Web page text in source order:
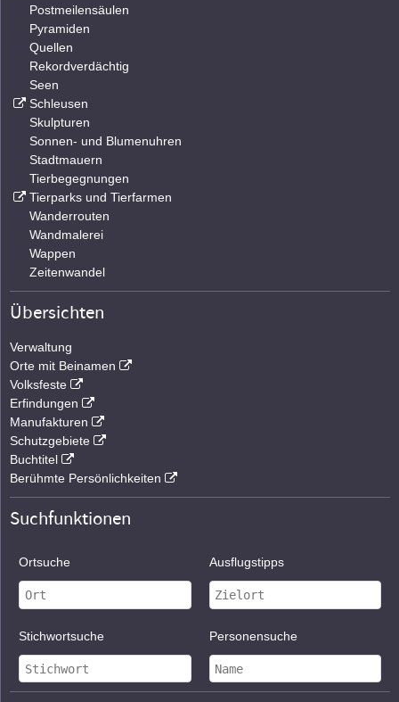
Postmeilensäulen
Pyramiden
Quellen
Rekordverdächtig
Seen
Schleusen
Skulpturen
Sonnen- und Blumenuhren
Stadtmauern
Tierbegegnungen
Tierparks und Tierfarmen
Wanderrouten
Wandmalerei
Wappen
Zeitenwandel
Übersichten
Verwaltung
Orte mit Beinamen
Volksfeste
Erfindungen
Manufakturen
Schutzgebiete
Buchtitel
Berühmte Persönlichkeiten
Suchfunktionen
Ortsuche Ausflugstipps
Stichwortsuche Personensuche